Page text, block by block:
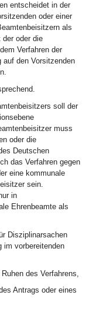
entscheidet in der
oder einer
als
der oder die
dem Verfahren der
auf den Vorsitzenden
soll der
muss
oder die
Deutschen
das Verfahren gegen
eine kommunale
sein.
in
Ehrenbeamte als
Disziplinarsachen
im vorbereitenden
des Verfahrens,
Antrags oder eines